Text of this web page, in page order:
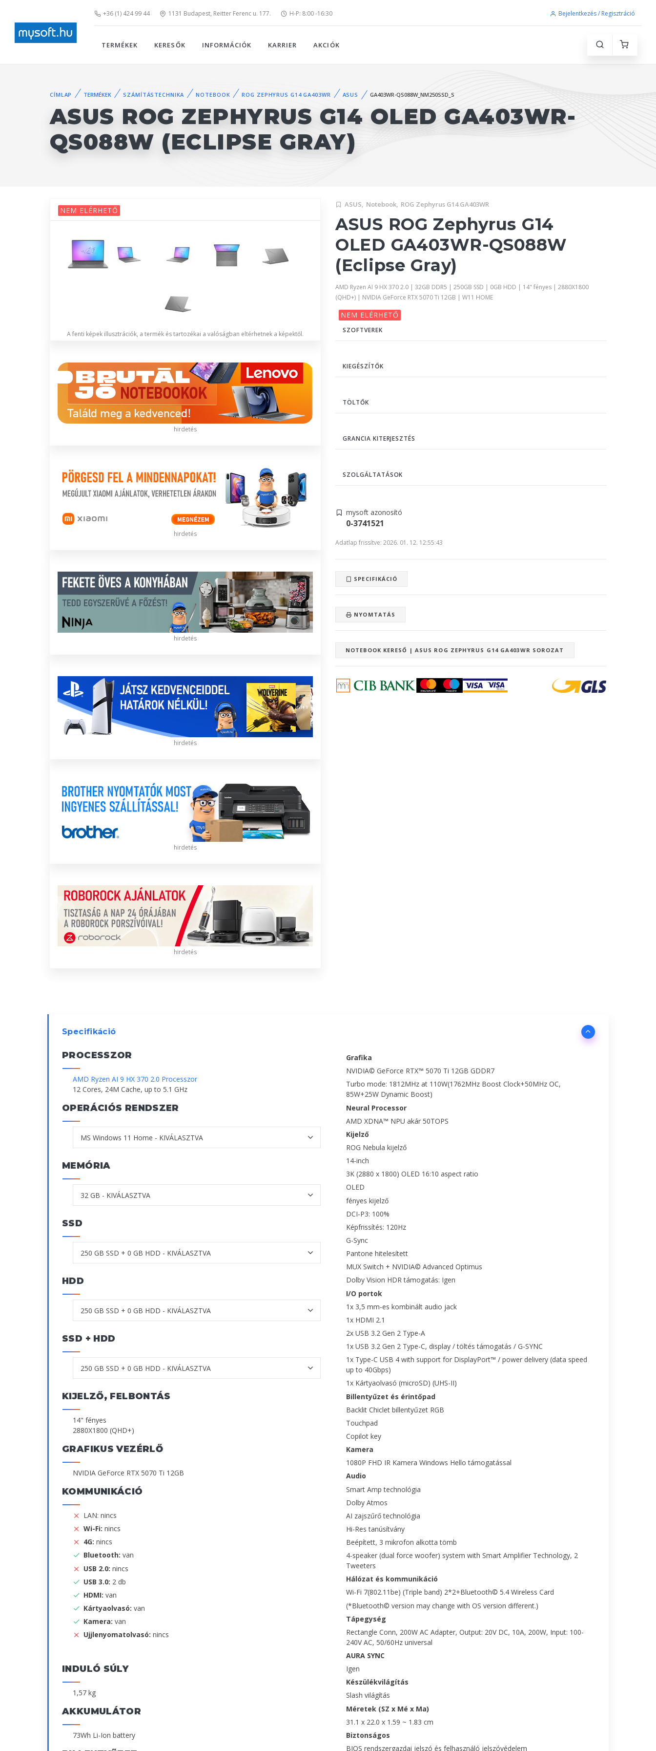
+36 (1) 424 99 44 1131 Budapest, Reitter Ferenc u. 177. H-P: 8:00 -16:30 Bejelentkezés / Regisztráció
TERMÉKEK KERESŐK INFORMÁCIÓK KARRIER AKCIÓK
CÍMLAP TERMÉKEK SZÁMÍTÁSTECHNIKA NOTEBOOK ROG ZEPHYRUS G14 GA403WR ASUS GA403WR-QS088W_NM250SSD_S
ASUS ROG ZEPHYRUS G14 OLED GA403WR-
QS088W (ECLIPSE GRAY)
NEM ELÉRHETŐ
A fenti képek illusztrációk, a termék és tartozékai a valóságban eltérhetnek a képektől.
hirdetés
hirdetés
hirdetés
hirdetés
hirdetés
hirdetés
ASUS, Notebook, ROG Zephyrus G14 GA403WR
ASUS ROG Zephyrus G14
OLED GA403WR-QS088W
(Eclipse Gray)
AMD Ryzen AI 9 HX 370 2.0 | 32GB DDR5 | 250GB SSD | 0GB HDD | 14" fényes | 2880X1800
(QHD+) | NVIDIA GeForce RTX 5070 Ti 12GB | W11 HOME
NEM ELÉRHETŐ
SZOFTVEREK
KIEGÉSZÍTŐK
TÖLTŐK
GRANCIA KITERJESZTÉS
SZOLGÁLTATÁSOK
mysoft azonosító
0-3741521
Adatlap frissítve: 2026. 01. 12. 12:55:43
SPECIFIKÁCIÓ
NYOMTATÁS
NOTEBOOK KERESŐ | ASUS ROG ZEPHYRUS G14 GA403WR SOROZAT
Specifikáció
PROCESSZOR
AMD Ryzen AI 9 HX 370 2.0 Processzor
12 Cores, 24M Cache, up to 5.1 GHz
OPERÁCIÓS RENDSZER
MEMÓRIA
SSD
HDD
SSD + HDD
KIJELZŐ, FELBONTÁS
14" fényes
2880X1800 (QHD+)
GRAFIKUS VEZÉRLŐ
NVIDIA GeForce RTX 5070 Ti 12GB
KOMMUNIKÁCIÓ
LAN: nincs
Wi-Fi: nincs
4G: nincs
Bluetooth: van
USB 2.0: nincs
USB 3.0: 2 db
HDMI: van
Kártyaolvasó: van
Kamera: van
Ujjlenyomatolvasó: nincs
INDULÓ SÚLY
1,57 kg
AKKUMULÁTOR
73Wh Li-Ion battery
Grafika
NVIDIA© GeForce RTX™ 5070 Ti 12GB GDDR7
Turbo mode: 1812MHz at 110W(1762MHz Boost Clock+50MHz OC,
85W+25W Dynamic Boost)
Neural Processor
AMD XDNA™ NPU akár 50TOPS
Kijelző
ROG Nebula kijelző
14-inch
3K (2880 x 1800) OLED 16:10 aspect ratio
OLED
fényes kijelző
DCI-P3: 100%
Képfrissítés: 120Hz
G-Sync
Pantone hitelesített
MUX Switch + NVIDIA© Advanced Optimus
Dolby Vision HDR támogatás: Igen
I/O portok
1x 3,5 mm-es kombinált audio jack
1x HDMI 2.1
2x USB 3.2 Gen 2 Type-A
1x USB 3.2 Gen 2 Type-C, display / töltés támogatás / G-SYNC
1x Type-C USB 4 with support for DisplayPort™ / power delivery (data speed
up to 40Gbps)
1x Kártyaolvasó (microSD) (UHS-II)
Billentyűzet és érintőpad
Backlit Chiclet billentyűzet RGB
Touchpad
Copilot key
Kamera
1080P FHD IR Kamera Windows Hello támogatással
Audio
Smart Amp technológia
Dolby Atmos
AI zajszűrő technológia
Hi-Res tanúsítvány
Beépített, 3 mikrofon alkotta tömb
4-speaker (dual force woofer) system with Smart Amplifier Technology, 2
Tweeters
Hálózat és kommunikáció
Wi-Fi 7(802.11be) (Triple band) 2*2+Bluetooth© 5.4 Wireless Card
(*Bluetooth© version may change with OS version different.)
Tápegység
Rectangle Conn, 200W AC Adapter, Output: 20V DC, 10A, 200W, Input: 100-
240V AC, 50/60Hz universal
AURA SYNC
Igen
Készülékvilágítás
Slash világítás
Méretek (SZ x Mé x Ma)
31.1 x 22.0 x 1.59 ~ 1.83 cm
Biztonságos
BIOS rendszergazdai jelszó és felhasználó jelszóvédelem